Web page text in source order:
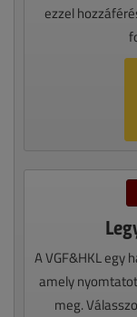
ezzel
A VGF&HKL egy
amely
meg.